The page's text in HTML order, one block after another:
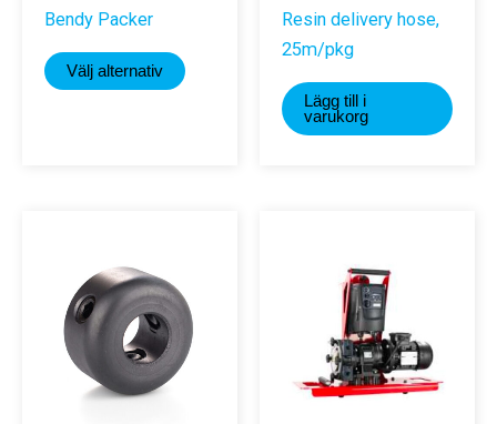
Bendy Packer
Välj alternativ
Den
alternativen
kan
väljas
Resin delivery hose,
25m/pkg
Lägg till i
varukorg